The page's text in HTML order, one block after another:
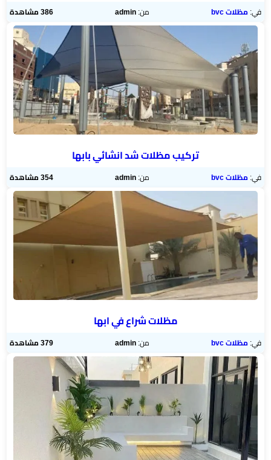
في:مظلات bvc من:admin 386 مشاهدة
تركيب مظلات شد انشائي بابها
في:مظلات bvc من:admin 354 مشاهدة
مظلات شراع في ابها
في:مظلات bvc من:admin 379 مشاهدة